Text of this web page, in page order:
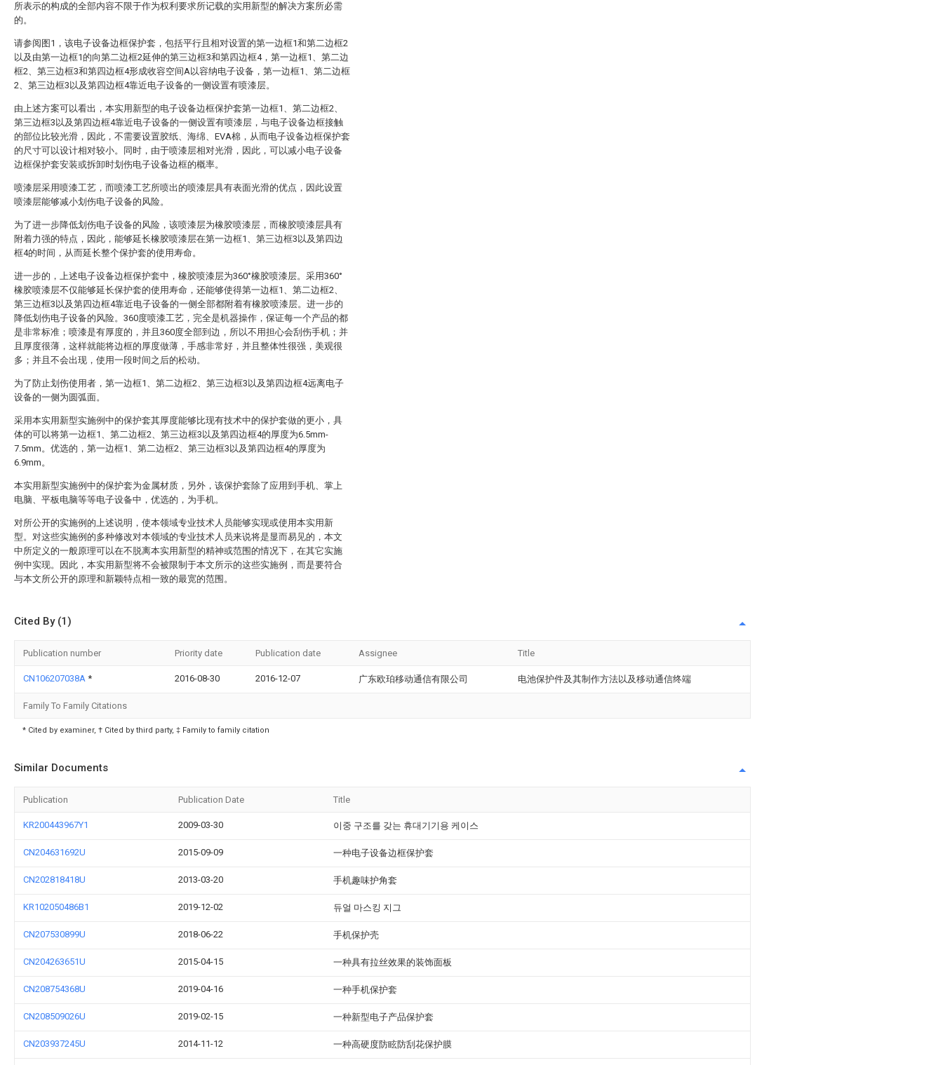
所表示的构成的全部内容不限于作为权利要求所记载的实用新型的解决方案所必需
的。
请参阅图1，该电子设备边框保护套，包括平行且相对设置的第一边框1和第二边框2
以及由第一边框1的向第二边框2延伸的第三边框3和第四边框4，第一边框1、第二边
框2、第三边框3和第四边框4形成收容空间A以容纳电子设备，第一边框1、第二边框
2、第三边框3以及第四边框4靠近电子设备的一侧设置有喷漆层。
由上述方案可以看出，本实用新型的电子设备边框保护套第一边框1、第二边框2、
第三边框3以及第四边框4靠近电子设备的一侧设置有喷漆层，与电子设备边框接触
的部位比较光滑，因此，不需要设置胶纸、海绵、EVA棉，从而电子设备边框保护套
的尺寸可以设计相对较小。同时，由于喷漆层相对光滑，因此，可以减小电子设备
边框保护套安装或拆卸时划伤电子设备边框的概率。
喷漆层采用喷漆工艺，而喷漆工艺所喷出的喷漆层具有表面光滑的优点，因此设置
喷漆层能够减小划伤电子设备的风险。
为了进一步降低划伤电子设备的风险，该喷漆层为橡胶喷漆层，而橡胶喷漆层具有
附着力强的特点，因此，能够延长橡胶喷漆层在第一边框1、第三边框3以及第四边
框4的时间，从而延长整个保护套的使用寿命。
进一步的，上述电子设备边框保护套中，橡胶喷漆层为360°橡胶喷漆层。采用360°
橡胶喷漆层不仅能够延长保护套的使用寿命，还能够使得第一边框1、第二边框2、
第三边框3以及第四边框4靠近电子设备的一侧全部都附着有橡胶喷漆层。进一步的
降低划伤电子设备的风险。360度喷漆工艺，完全是机器操作，保证每一个产品的都
是非常标准；喷漆是有厚度的，并且360度全部到边，所以不用担心会刮伤手机；并
且厚度很薄，这样就能将边框的厚度做薄，手感非常好，并且整体性很强，美观很
多；并且不会出现，使用一段时间之后的松动。
为了防止划伤使用者，第一边框1、第二边框2、第三边框3以及第四边框4远离电子
设备的一侧为圆弧面。
采用本实用新型实施例中的保护套其厚度能够比现有技术中的保护套做的更小，具
体的可以将第一边框1、第二边框2、第三边框3以及第四边框4的厚度为6.5mm-
7.5mm。优选的，第一边框1、第二边框2、第三边框3以及第四边框4的厚度为
6.9mm。
本实用新型实施例中的保护套为金属材质，另外，该保护套除了应用到手机、掌上
电脑、平板电脑等等电子设备中，优选的，为手机。
对所公开的实施例的上述说明，使本领域专业技术人员能够实现或使用本实用新
型。对这些实施例的多种修改对本领域的专业技术人员来说将是显而易见的，本文
中所定义的一般原理可以在不脱离本实用新型的精神或范围的情况下，在其它实施
例中实现。因此，本实用新型将不会被限制于本文所示的这些实施例，而是要符合
与本文所公开的原理和新颖特点相一致的最宽的范围。
Cited By (1)
Publication number Priority date Publication date Assignee Title
CN106207038A * 2016-08-30 2016-12-07 广东欧珀移动通信有限公司 电池保护件及其制作方法以及移动通信终端
Family To Family Citations
* Cited by examiner, † Cited by third party, ‡ Family to family citation
Similar Documents
Publication Publication Date Title
KR200443967Y1 2009-03-30 이중 구조를 갖는 휴대기기용 케이스
CN204631692U 2015-09-09 一种电子设备边框保护套
CN202818418U 2013-03-20 手机趣味护角套
KR102050486B1 2019-12-02 듀얼 마스킹 지그
CN207530899U 2018-06-22 手机保护壳
CN204263651U 2015-04-15 一种具有拉丝效果的装饰面板
CN208754368U 2019-04-16 一种手机保护套
CN208509026U 2019-02-15 一种新型电子产品保护套
CN203937245U 2014-11-12 一种高硬度防眩防刮花保护膜